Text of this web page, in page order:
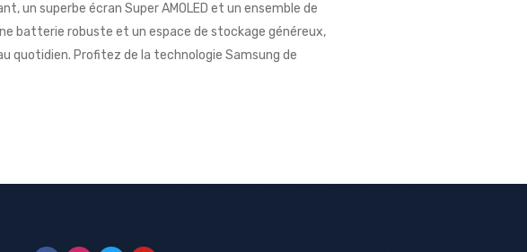
un superbe écran Super AMOLED et un ensemble de
batterie robuste et un espace de stockage généreux,
quotidien. Profitez de la technologie Samsung de